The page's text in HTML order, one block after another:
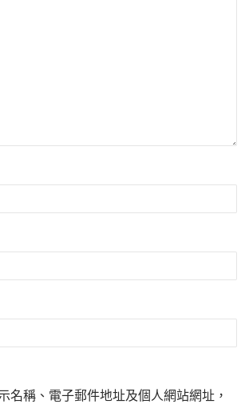
名稱、電子郵件地址及個人網站網址，